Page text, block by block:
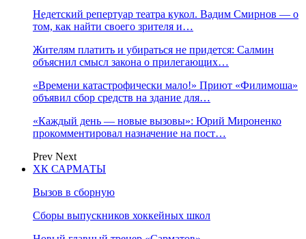
Недетский репертуар театра кукол. Вадим Смирнов — о
том, как найти своего зрителя и…
Жителям платить и убираться не придется: Салмин
объяснил смысл закона о прилегающих…
«Времени катастрофически мало!» Приют «Филимоша»
объявил сбор средств на здание для…
«Каждый день — новые вызовы»: Юрий Мироненко
прокомментировал назначение на пост…
Prev Next
ХК САРМАТЫ
Вызов в сборную
Сборы выпускников хоккейных школ